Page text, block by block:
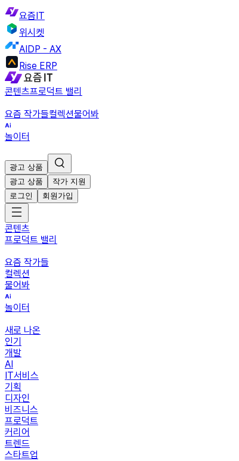
요즘IT
위시켓
AIDP - AX
Rise ERP
콘텐츠프로덕트 밸리
요즘 작가들컬렉션물어봐
놀이터
광고 상품
광고 상품
작가 지원
로그인
회원가입
콘텐츠
프로덕트 밸리
요즘 작가들
컬렉션
물어봐
놀이터
새로 나온
인기
개발
AI
IT서비스
기획
디자인
비즈니스
프로덕트
커리어
트렌드
스타트업